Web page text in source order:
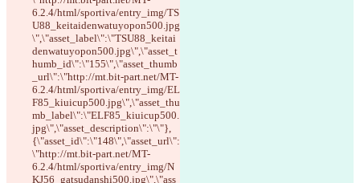
6.2.4/html/sportiva/entry_img/TS
U88_keitaidenwatuyopon500.jpg
\",\"asset_label\":\"TSU88_keitai
denwatuyopon500.jpg\",\"asset_t
humb_id\":\"155\",\"asset_thumb
_url\":\"http://mt.bit-part.net/MT-
6.2.4/html/sportiva/entry_img/EL
F85_kiuicup500.jpg\",\"asset_thu
mb_label\":\"ELF85_kiuicup500.
jpg\",\"asset_description\":\"\"},
{\"asset_id\":\"148\",\"asset_url\":
\"http://mt.bit-part.net/MT-
6.2.4/html/sportiva/entry_img/N
KJ56_gatsudanshi500.jpg\",\"ass